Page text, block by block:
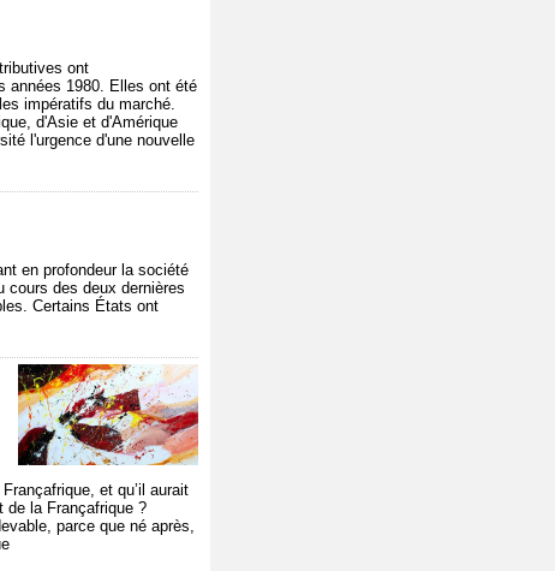
ont
années 1980. Elles ont été
impératifs du marché.
d'Asie et d'Amérique
l'urgence d'une nouvelle
en profondeur la société
cours des deux dernières
Certains États ont
et qu’il aurait
de la Françafrique ?
parce que né après,